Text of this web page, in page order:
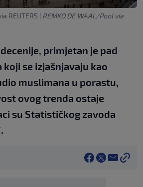
REUTERS | REMKO DE WAAL/Pool via
primjetan je pad
se izjašnjavaju kao
muslimana u porastu,
ovog trenda ostaje
su Statističkog zavoda